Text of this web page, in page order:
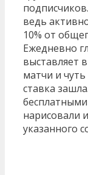
ведь
10% от
Ежедневно
выставляет
матчи и
ставка
нарисовали
указанного